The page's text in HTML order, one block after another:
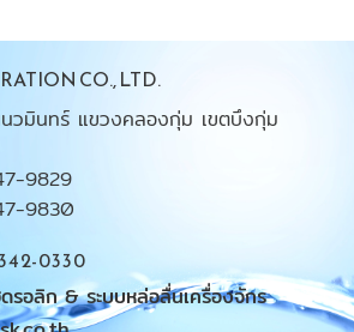
CO., LTD.
วมินทร์ แขวงคลองกุ่ม เขตบึงกุ่ม
9829
9830
0330
ดรอลิก & ระบบหล่อลื่นเครื่องจักร